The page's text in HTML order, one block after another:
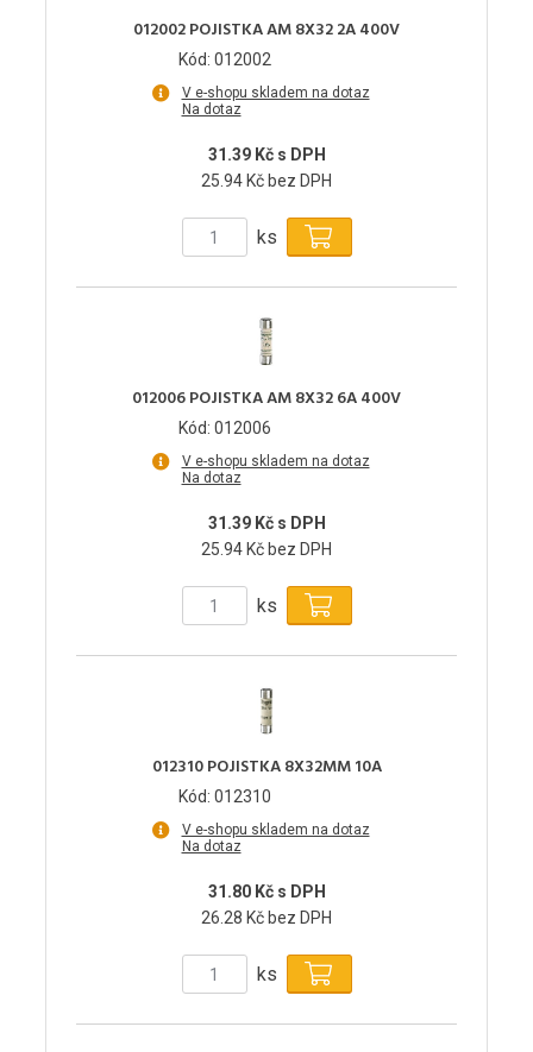
012002 POJISTKA AM 8X32 2A 400V
Kód: 012002
V e-shopu skladem na dotaz
Na dotaz
31.39 Kč s DPH
25.94 Kč bez DPH
ks
012006 POJISTKA AM 8X32 6A 400V
Kód: 012006
V e-shopu skladem na dotaz
Na dotaz
31.39 Kč s DPH
25.94 Kč bez DPH
ks
012310 POJISTKA 8X32MM 10A
Kód: 012310
V e-shopu skladem na dotaz
Na dotaz
31.80 Kč s DPH
26.28 Kč bez DPH
ks